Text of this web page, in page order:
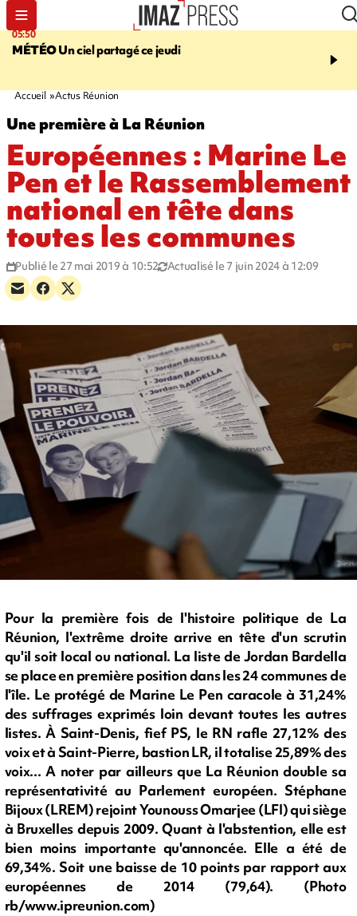
05:50
MÉTÉOUn ciel partagé ce jeudi
08:13
La
Accueil Actus Réunion
Une première à La Réunion
Européennes : Marine Le
Pen et le Rassemblement
national en tête dans
toutes les communes
Publié le 27 mai 2019 à 10:52 Actualisé le 7 juin 2024 à 12:09
Pour la première fois de l'histoire politique de La
Réunion, l'extrême droite arrive en tête d'un scrutin
qu'il soit local ou national. La liste de Jordan Bardella
se place en première position dans les 24 communes de
l'île. Le protégé de Marine Le Pen caracole à 31,24%
des suffrages exprimés loin devant toutes les autres
listes. À Saint-Denis, fief PS, le RN rafle 27,12% des
voix et à Saint-Pierre, bastion LR, il totalise 25,89% des
voix... A noter par ailleurs que La Réunion double sa
représentativité au Parlement européen. Stéphane
Bijoux (LREM) rejoint Younouss Omarjee (LFI) qui siège
à Bruxelles depuis 2009. Quant à l'abstention, elle est
bien moins importante qu'annoncée. Elle a été de
69,34%. Soit une baisse de 10 points par rapport aux
européennes de 2014 (79,64). (Photo
rb/www.ipreunion.com)